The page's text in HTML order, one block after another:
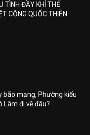
TÌNH ĐẦY KHÍ THẾ
CỘNG QUỐC THIÊN
bão mạng, Phường kiểu
Lâm đi về đâu?